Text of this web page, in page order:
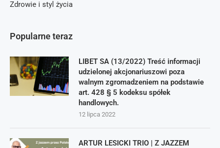
Popularne teraz
LIBET SA (13/2022) Treść informacji
udzielonej akcjonariuszowi poza
walnym zgromadzeniem na podstawie
art. 428 § 5 kodeksu spółek
handlowych.
12 lipca 2022
ARTUR LESICKI TRIO | Z JAZZEM
Zdrowie i styl życia